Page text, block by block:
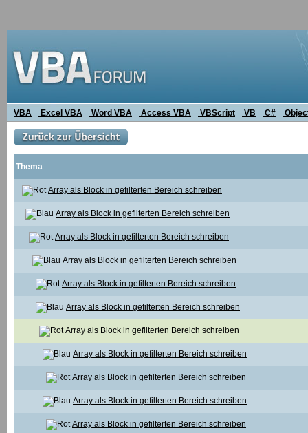
VBA Excel VBA Word VBA Access VBA VBScript VB C#
Thema
Array als Block in gefilterten Bereich schreiben
Array als Block in gefilterten Bereich schreiben
Array als Block in gefilterten Bereich schreiben
Array als Block in gefilterten Bereich schreiben
Array als Block in gefilterten Bereich schreiben
Array als Block in gefilterten Bereich schreiben
Array als Block in gefilterten Bereich schreiben
Array als Block in gefilterten Bereich schreiben
Array als Block in gefilterten Bereich schreiben
Array als Block in gefilterten Bereich schreiben
Array als Block in gefilterten Bereich schreiben